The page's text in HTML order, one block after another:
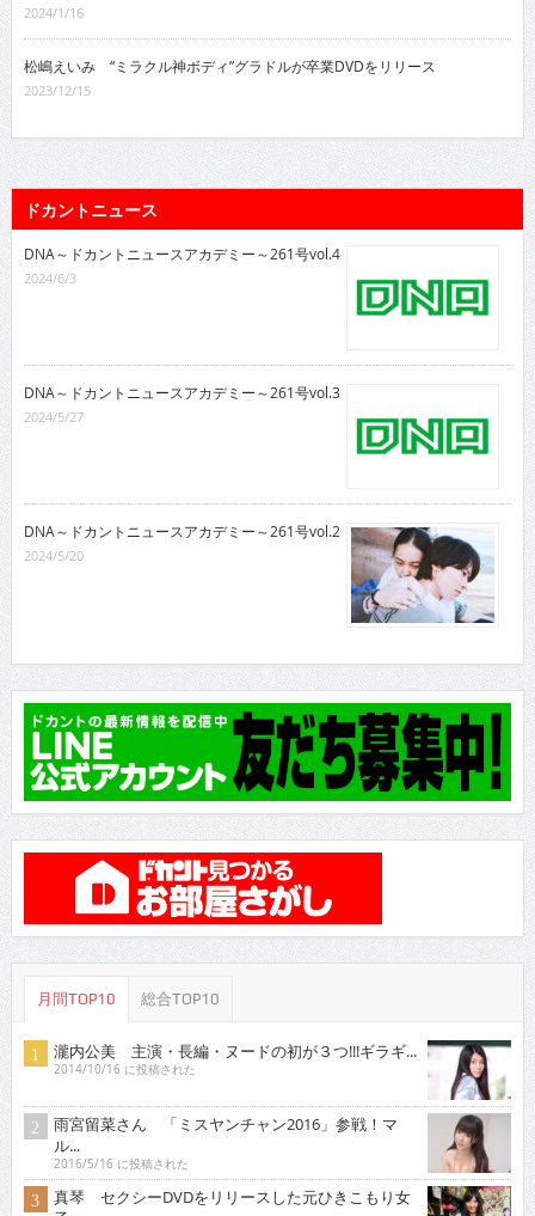
2024/1/16
松嶋えいみ “ミラクル神ボディ”グラドルが卒業DVDをリリース
2023/12/15
ドカントニュース
DNA～ドカントニュースアカデミー～261号vol.4
2024/6/3
DNA～ドカントニュースアカデミー～261号vol.3
2024/5/27
DNA～ドカントニュースアカデミー～261号vol.2
2024/5/20
月間TOP10 総合TOP10
瀧内公美 主演・長編・ヌードの初が３つ!!!ギラギ...
2014/10/16 に投稿された
雨宮留菜さん 「ミスヤンチャン2016」参戦！マ
ル...
2016/5/16 に投稿された
真琴 セクシーDVDをリリースした元ひきこもり女